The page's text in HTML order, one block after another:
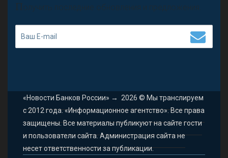
П олучить последние обновления и предложения.
«Новости Банков России» → 2026 © Мы транслируем
с 2012 года. «Информационное агентство». Все права
защищены. Все материалы публикуют на сайте гости
и пользователи сайта. Администрация сайта не
несет ответственности за публикации.